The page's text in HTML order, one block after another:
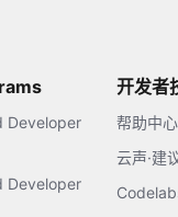
Developer
Developer
开发者
帮助中心
云声·建